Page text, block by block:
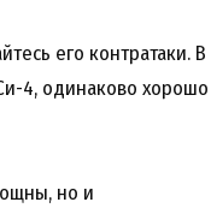
его контратаки. В
4, одинаково хорошо
но и